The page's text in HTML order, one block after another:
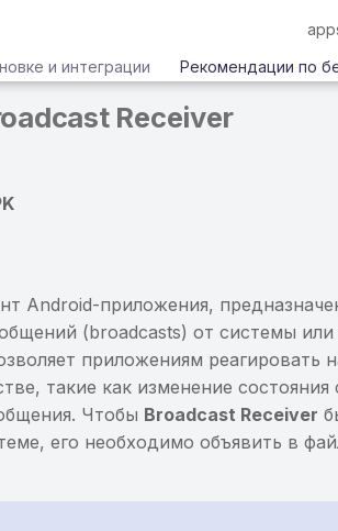
и интеграции Рекомендации по
Receiver
Android-приложения,
(broadcasts) от системы или
приложениям реагировать
такие как изменение состояния
Чтобы Broadcast Receiver
его необходимо объявить в